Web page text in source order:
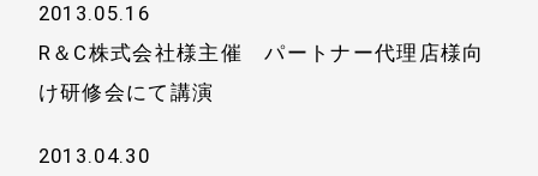
2013.05.16
R＆C株式会社様主催 パートナー代理店様向
け研修会にて講演
2013.04.30